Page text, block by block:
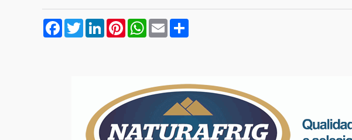
Facebook
TwitterLinkedInPinterestWhatsApp
Email